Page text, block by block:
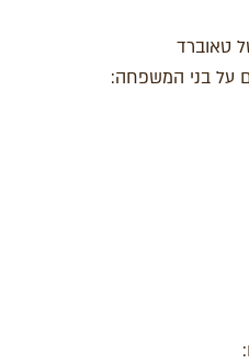
טאוברד
על בני המשפחה: